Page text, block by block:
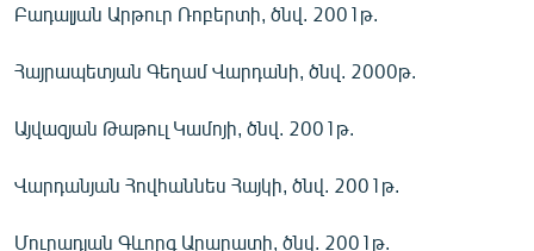
Բադալյան Արթուր Ռոբերտի, ծնվ. 2001թ.
Հայրապետյան Գեղամ Վարդանի, ծնվ. 2000թ.
Այվազյան Թաթուլ Կամոյի, ծնվ. 2001թ.
Վարդանյան Հովհաննես Հայկի, ծնվ. 2001թ.
Մուրադյան Գևորգ Արարատի, ծնվ. 2001թ.